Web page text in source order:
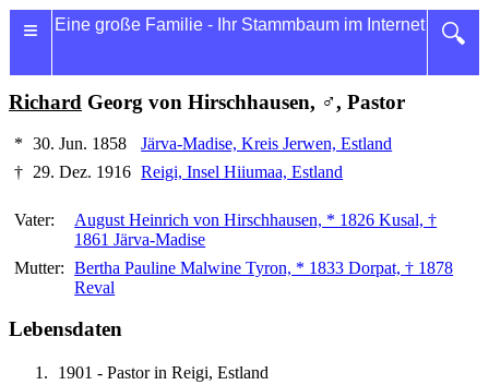
≡ 🔍
Eine große Familie - Ihr Stammbaum im Internet
Richard Georg von Hirschhausen, ♂, Pastor
* 30. Jun. 1858
Järva-Madise, Kreis Jerwen, Estland
† 29. Dez. 1916 Reigi, Insel Hiiumaa, Estland
Vater:
August Heinrich von Hirschhausen, * 1826 Kusal, †
1861 Järva-Madise
Mutter: Bertha Pauline Malwine Tyron, * 1833 Dorpat, † 1878
Reval
Lebensdaten
1901 - Pastor in Reigi, Estland